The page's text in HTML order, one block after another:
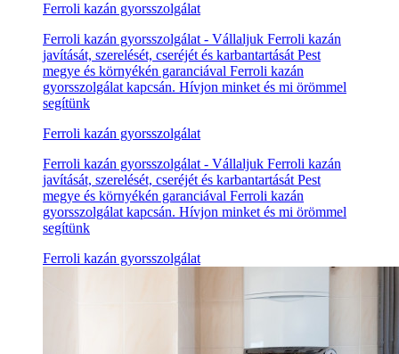
Ferroli kazán gyorsszolgálat
Ferroli kazán gyorsszolgálat - Vállaljuk Ferroli kazán
javítását, szerelését, cseréjét és karbantartását Pest
megye és környékén garanciával Ferroli kazán
gyorsszolgálat kapcsán. Hívjon minket és mi örömmel
segítünk
Ferroli kazán gyorsszolgálat
Ferroli kazán gyorsszolgálat - Vállaljuk Ferroli kazán
javítását, szerelését, cseréjét és karbantartását Pest
megye és környékén garanciával Ferroli kazán
gyorsszolgálat kapcsán. Hívjon minket és mi örömmel
segítünk
Ferroli kazán gyorsszolgálat